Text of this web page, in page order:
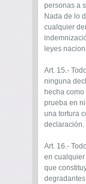
personas a
Nada de lo
cualquier
leyes
Art. 15.-
ninguna
hecha
prueba en
una tortura
declaración.
Art. 16.-
en
que